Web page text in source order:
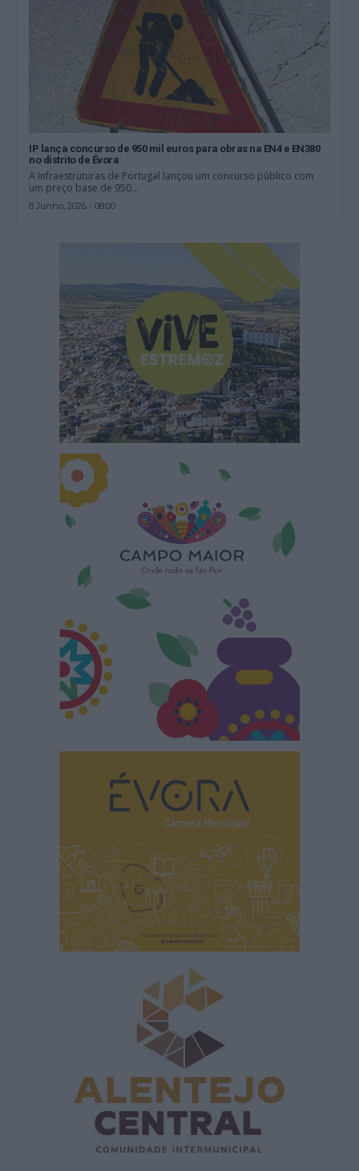
IP lança concurso de 950 mil euros para obras na EN4 e EN380
no distrito de Évora
A Infraestruturas de Portugal lançou um concurso público com
um preço base de 950...
8 Junho, 2026 - 08:00